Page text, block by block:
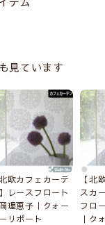
見ています
北欧カフェカーテ
レースフロート
岡理恵子｜クォー
リポート
【北
スカ
フロ
｜ク